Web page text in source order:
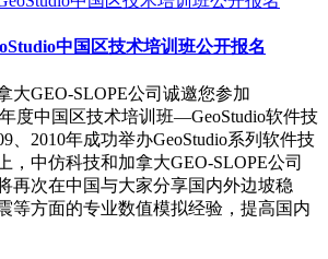
中国区技术培训班公开报名
大GEO-SLOPE公司诚邀您参加
年度中国区技术培训班—GeoStudio软件技
、2010年成功举办GeoStudio系列软件技
，中仿科技和加拿大GEO-SLOPE公司
再次在中国与大家分享国内外边坡稳
等方面的专业数值模拟经验，提高国内